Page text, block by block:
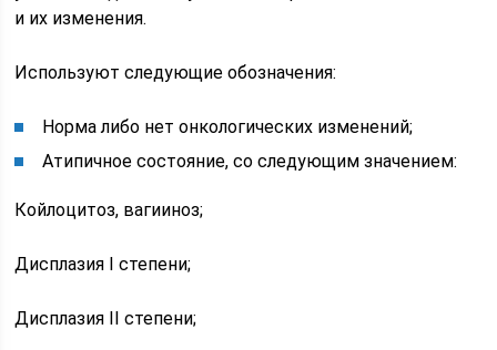
и их изменения.
Используют следующие обозначения:
Норма либо нет онкологических изменений;
Атипичное состояние, со следующим значением:
Койлоцитоз, вагииноз;
Дисплазия I степени;
Дисплазия II степени;